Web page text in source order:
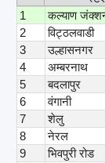
1
कल्याण
2
विट्ठलवाडी
3
उल्हासनगर
4
अम्बरनाथ
5
बदलापुर
6
वंगानी
7
शेलु
8
नेरल
9
भिवपुरी रोड